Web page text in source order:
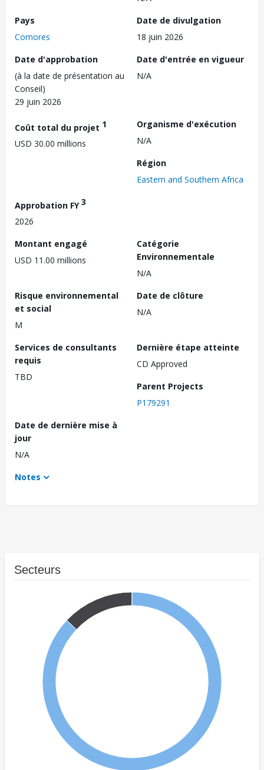
Pays
Comores
Date de divulgation
18 juin 2026
Date d'approbation
(à la date de présentation au
Conseil)
29 juin 2026
Date d'entrée en vigueur
N/A
Coût total du projet 1
USD 30.00 millions
Organisme d'exécution
N/A
Région
Eastern and Southern Africa
Approbation FY3
2026
Montant engagé
USD 11.00 millions
Catégorie
Environnementale
N/A
Risque environnemental
et social
M
Date de clôture
N/A
Services de consultants
requis
TBD
Dernière étape atteinte
CD Approved
Parent Projects
P179291
Date de dernière mise à
jour
N/A
Notes
Secteurs